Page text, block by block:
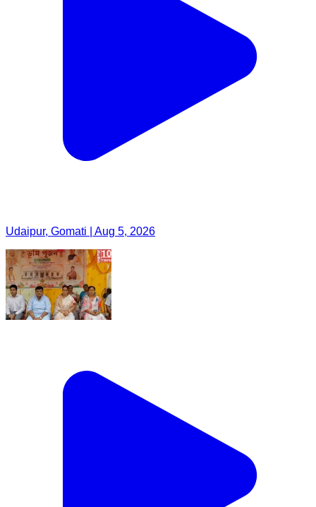
Udaipur, Gomati | Aug 5, 2026